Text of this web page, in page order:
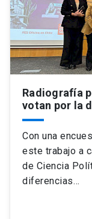
Radiografía
votan por la
Con una
este trabajo a
de Ciencia
diferencias…